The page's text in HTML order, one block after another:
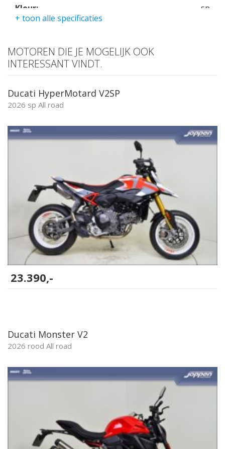
Kleur:
sp
Aantal CC:
Garantie:
twee jaar
+ toon alle specificaties
MOTOREN DIE JE MOGELIJK OOK
INTERESSANT VINDT.
Ducati HyperMotard V2SP
2026 sp All road
23.390,-
Ducati Monster V2
2026 rood All road